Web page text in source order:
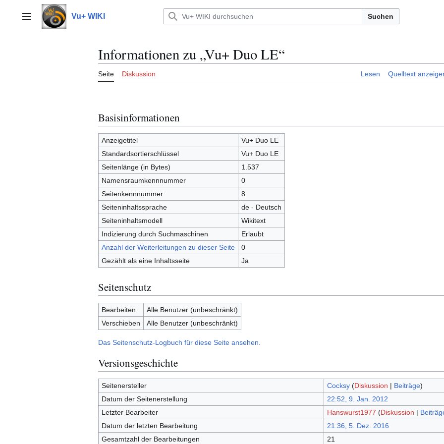
springenHauptmenü Vu+ WIKI Suchen
Informationen zu „Vu+ Duo LE“
Seite Diskussion Lesen Quelltext
Basisinformationen
Anzeigetitel
Vu+ Duo LE
Standardsortierschlüssel
Vu+ Duo LE
Seitenlänge (in Bytes)
1.537
Namensraumkennnummer
0
Seitenkennnummer
8
Seiteninhaltssprache
de - Deutsch
Seiteninhaltsmodell
Wikitext
Indizierung durch Suchmaschinen
Erlaubt
Anzahl der Weiterleitungen zu dieser Seite
0
Gezählt als eine Inhaltsseite
Ja
Seitenschutz
Bearbeiten
Alle Benutzer (unbeschränkt)
Verschieben
Alle Benutzer (unbeschränkt)
Das Seitenschutz-Logbuch für diese Seite ansehen.
Versionsgeschichte
Seitenersteller Cocksy (Diskussion | Beiträge)
Datum der Seitenerstellung
22:52, 9. Jan. 2012
Letzter Bearbeiter
Hanswurst1977 (Diskussion |
Datum der letzten Bearbeitung
21:36, 5. Dez. 2016
Gesamtzahl der Bearbeitungen
21